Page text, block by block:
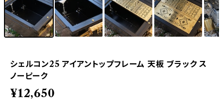
シェルコン25 アイアントップフレーム 天板 ブラック ス
ノーピーク
¥12,650